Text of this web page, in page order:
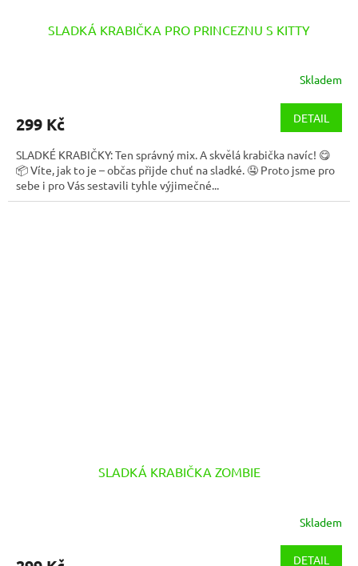
SLADKÁ KRABIČKA PRO PRINCEZNU S KITTY
Skladem
299 Kč DETAIL
SLADKÉ KRABIČKY: Ten správný mix. A skvělá krabička navíc! 😋
📦 Víte, jak to je – občas přijde chuť na sladké. 🤤 Proto jsme pro
sebe i pro Vás sestavili tyhle výjimečné...
SLADKÁ KRABIČKA ZOMBIE
Skladem
DETAIL